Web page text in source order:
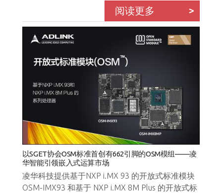
阅读更多
以SGET协会OSM标准首创有662引脚的OSM模组——凌
华智能引领嵌入式运算市场
凌华科技提供基于NXP i.MX 93 的开放式标准模块
OSM-IMX93 和基于 NXP i.MX 8M Plus 的开放式标